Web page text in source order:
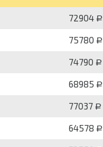
72904 Р
75780 Р
74790 Р
68985 Р
77037 Р
64578 Р